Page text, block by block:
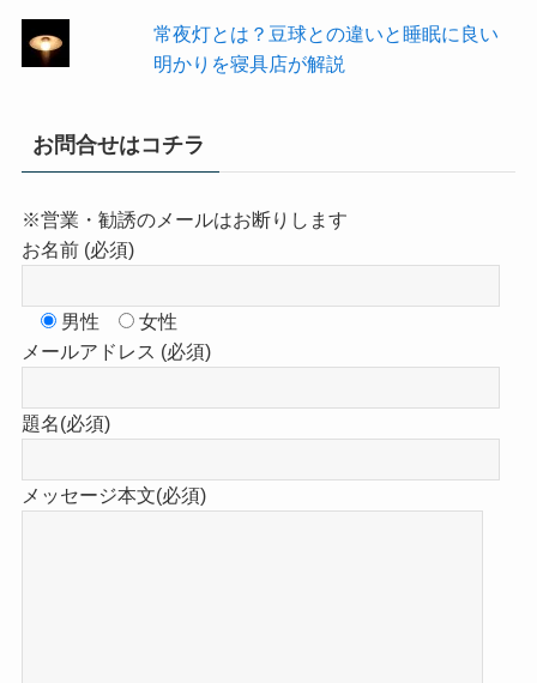
常夜灯とは？豆球との違いと睡眠に良い
明かりを寝具店が解説
お問合せはコチラ
※営業・勧誘のメールはお断りします
お名前 (必須)
男性
女性
メールアドレス (必須)
題名(必須)
メッセージ本文(必須)